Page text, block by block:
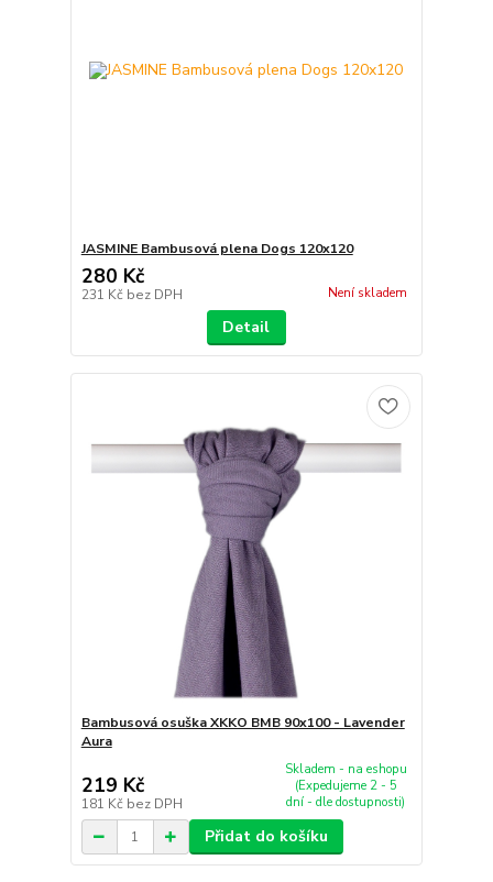
JASMINE Bambusová plena Dogs 120x120
280 Kč
231 Kč bez DPH Není skladem
Detail
Bambusová osuška XKKO BMB 90x100 - Lavender
Aura
219 Kč
181 Kč bez DPH
Skladem - na eshopu
(Expedujeme 2 - 5
dní - dle dostupnosti)
Přidat do košíku